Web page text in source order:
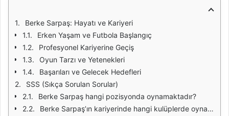
Berke Sarpaş: Hayatı ve Kariyeri
Erken Yaşam ve Futbola Başlangıç
Profesyonel Kariyerine Geçiş
Oyun Tarzı ve Yetenekleri
Başarıları ve Gelecek Hedefleri
SSS (Sıkça Sorulan Sorular)
Berke Sarpaş hangi pozisyonda oynamaktadır?
Berke Sarpaş’ın kariyerinde hangi kulüplerde oynadı?